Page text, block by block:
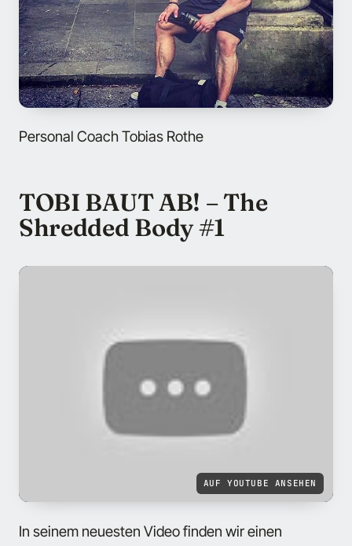
Personal Coach Tobias Rothe
TOBI BAUT AB! – The
Shredded Body #1
AUF YOUTUBE ANSEHEN
In seinem neuesten Video finden wir einen